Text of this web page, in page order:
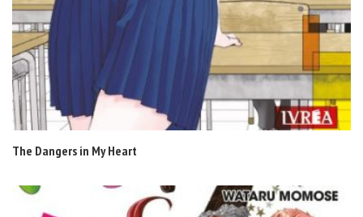
The Dangers in My Heart